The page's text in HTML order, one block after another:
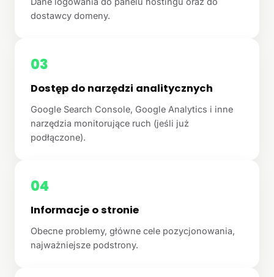
dostawcy domeny.
03
Dostęp do narzędzi analitycznych
Google Search Console, Google Analytics i inne
narzędzia monitorujące ruch (jeśli już
podłączone).
04
Informacje o stronie
Obecne problemy, główne cele pozycjonowania,
najważniejsze podstrony.